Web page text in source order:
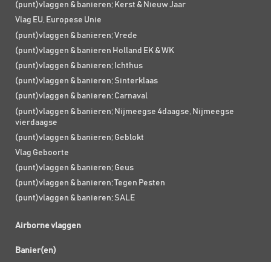
(punt)vlaggen & banieren; Kerst & Nieuw Jaar
Vlag EU, Europese Unie
(punt)vlaggen & banieren; Vrede
(punt)vlaggen & banieren Holland EK & WK
(punt)vlaggen & banieren; Ichthus
(punt)vlaggen & banieren; Sinterklaas
(punt)vlaggen & banieren; Carnaval
(punt)vlaggen & banieren; Nijmeegse 4daagse, Nijmeegse
vierdaagse
(punt)vlaggen & banieren; Geblokt
Vlag Geboorte
(punt)vlaggen & banieren; Geus
(punt)vlaggen & banieren; Tegen Pesten
(punt)vlaggen & banieren; SALE
Airborne vlaggen
Banier(en)